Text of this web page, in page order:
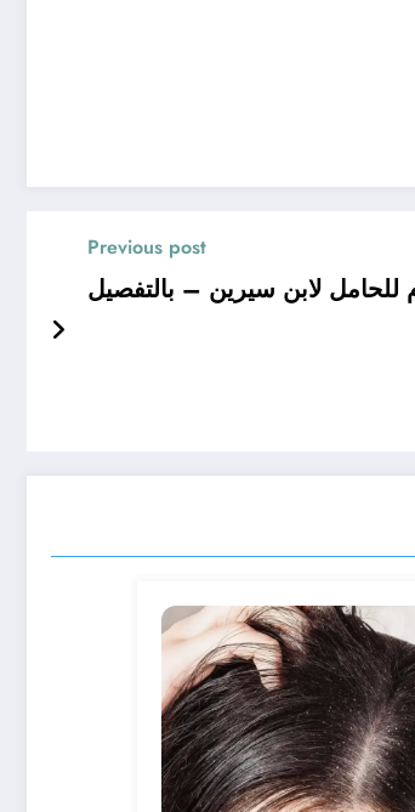
Previous post
لابن سيرين – بالتفصيل